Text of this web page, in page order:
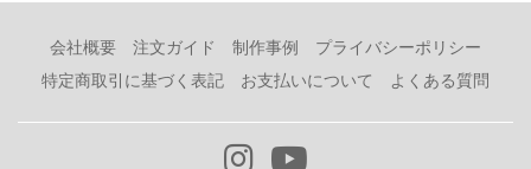
会社概要 注文ガイド 制作事例
プライバシーポリシー
特定商取引に基づく表記
お支払いについて よくある質問